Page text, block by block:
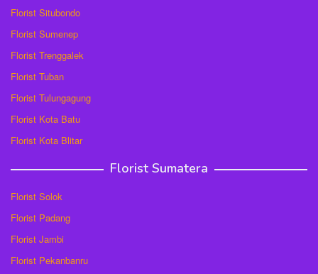
Florist Situbondo
Florist Sumenep
Florist Trenggalek
Florist Tuban
Florist Tulungagung
Florist Kota Batu
Florist Kota Blitar
Florist Sumatera
Florist Solok
Florist Padang
Florist Jambi
Florist Pekanbanru